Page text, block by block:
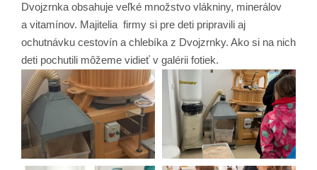
Dvojzrnka obsahuje veľké množstvo vlákniny, minerálov
a vitamínov. Majitelia firmy si pre deti pripravili aj
ochutnávku cestovín a chlebíka z Dvojzrnky. Ako si na nich
deti pochutili môžeme vidieť v galérii fotiek.